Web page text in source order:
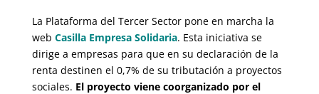
La Plataforma del Tercer Sector pone en marcha la
web Casilla Empresa Solidaria. Esta iniciativa se
dirige a empresas para que en su declaración de la
renta destinen el 0,7% de su tributación a proyectos
sociales. El proyecto viene coorganizado por el